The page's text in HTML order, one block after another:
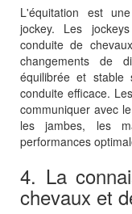
L'équitation est
jockey. Les
conduite de
changements de
équilibrée et
conduite efficace.
communiquer avec
les jambes, les
performances
4. La
chevaux et